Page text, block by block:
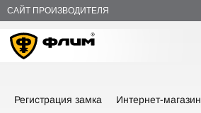
САЙТ ПРОИЗВОДИТЕЛЯ
Регистрация замка
Интернет-магазин